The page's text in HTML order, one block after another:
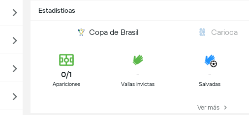
Estadísticas
Copa de Brasil Carioca
0/1
Apariciones
-
Vallas invictas
-
Salvadas
Ver más